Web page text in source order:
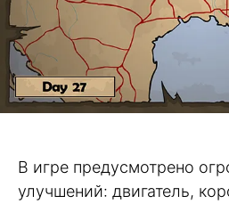
В игре предусмотрено
улучшений: двигатель,